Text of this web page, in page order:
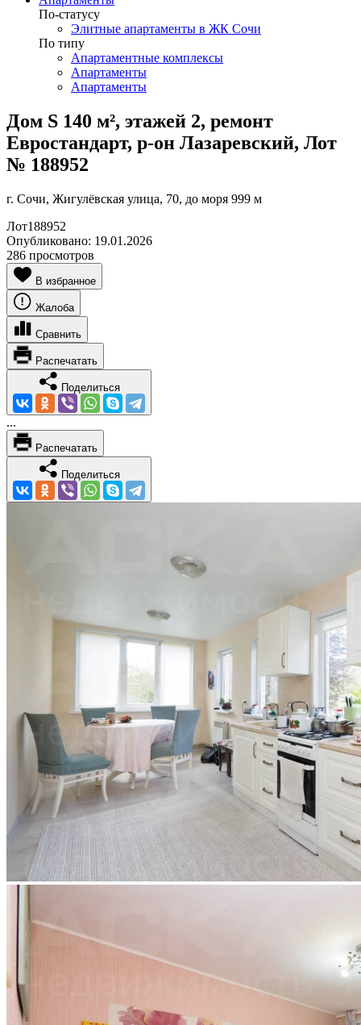
По-статусу
Элитные апартаменты в ЖК Сочи
По типу
Апартаментные комплексы
Апартаменты
Апартаменты
Дом S 140 м², этажей 2, ремонт
Евростандарт, р-он Лазаревский, Лот
№ 188952
г. Сочи, Жигулёвская улица, 70, до моря 999 м
Лот188952
Опубликовано: 19.01.2026
286 просмотров
В избранное
Жалоба
Сравнить
Распечатать
Поделиться
...
Распечатать
Поделиться